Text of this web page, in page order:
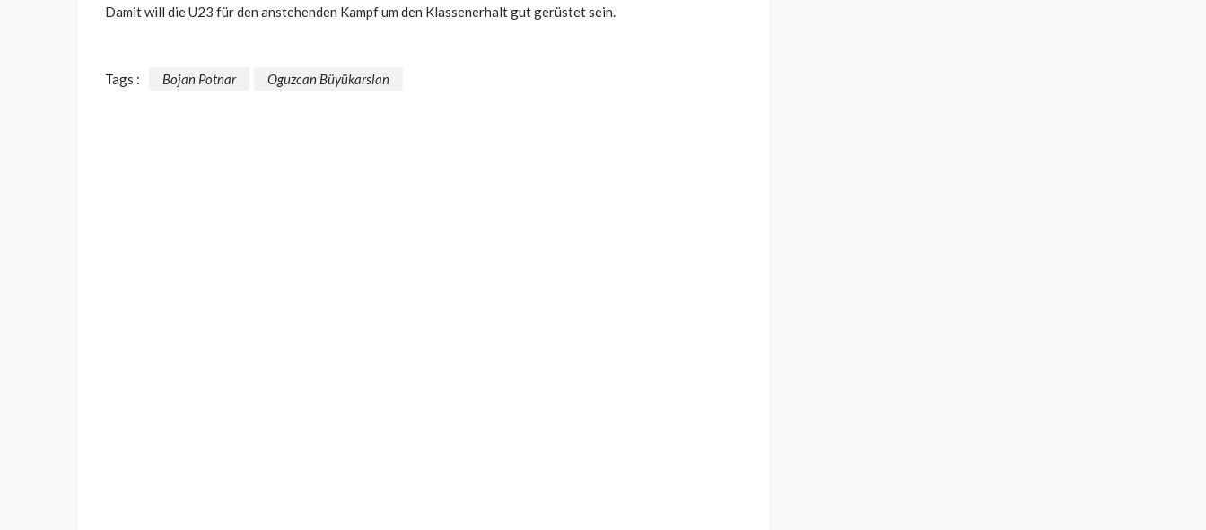
Damit will die U23 für den anstehenden Kampf um den Klassenerhalt gut gerüstet sein.
Tags : Bojan Potnar Oguzcan Büyükarslan